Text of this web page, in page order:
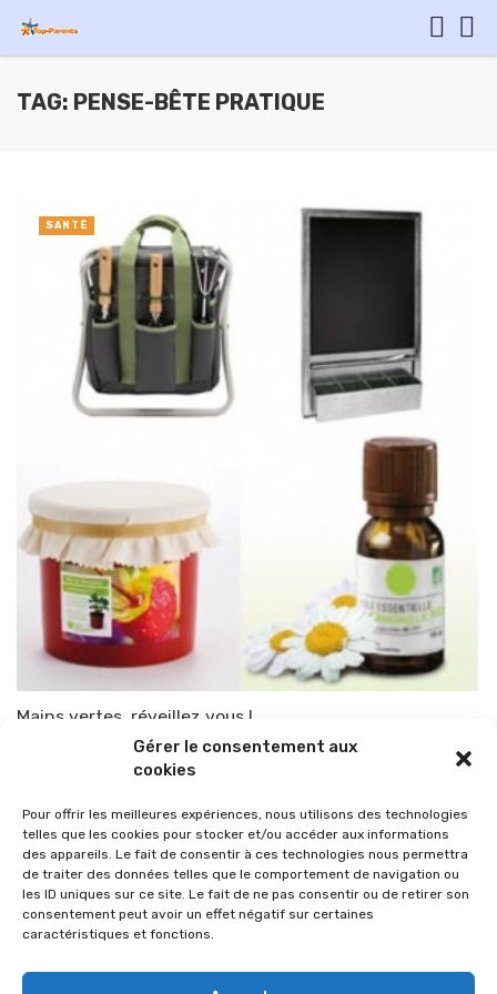
Gérer le consentement aux
cookies
Pour offrir les meilleures expériences, nous utilisons des technologies
telles que les cookies pour stocker et/ou accéder aux informations
des appareils. Le fait de consentir à ces technologies nous permettra
de traiter des données telles que le comportement de navigation ou
les ID uniques sur ce site. Le fait de ne pas consentir ou de retirer son
consentement peut avoir un effet négatif sur certaines
caractéristiques et fonctions.
TAG: PENSE-BÊTE PRATIQUE
Mains vertes, réveillez vous !
TOP-PARENTS 13 avril 2010
SANTÉ